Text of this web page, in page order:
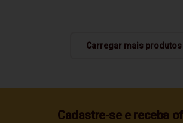
Carregar mais produtos
Cadastre-se e receba